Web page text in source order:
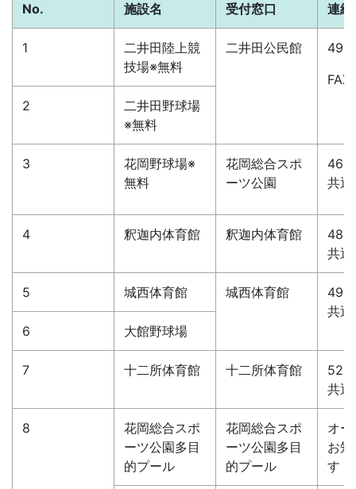
No. 施設名 受付窓口 連絡
1
二井田陸上競
技場※無料
二井田公民館
49-
2
二井田野球場
※無料
3
花岡野球場※
無料
花岡総合スポ
ーツ公園
46-
共通
4 釈迦内体育館 釈迦内体育館
48-
共通
5 城西体育館 城西体育館
49-
共通
6
大館野球場
7 十二所体育館 十二所体育館
52-
共通
8
花岡総合スポ
ーツ公園多目
的プール
花岡総合スポ
ーツ公園多目
的プール
オ
お
す